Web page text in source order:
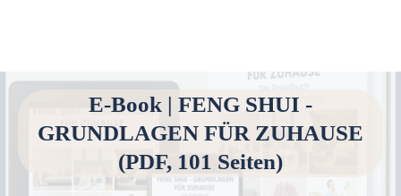
E-Book | FENG SHUI -
GRUNDLAGEN FÜR ZUHAUSE
(PDF, 101 Seiten)